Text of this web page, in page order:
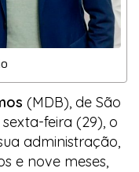
(MDB), de São
feira (29), o
administração,
e nove meses,